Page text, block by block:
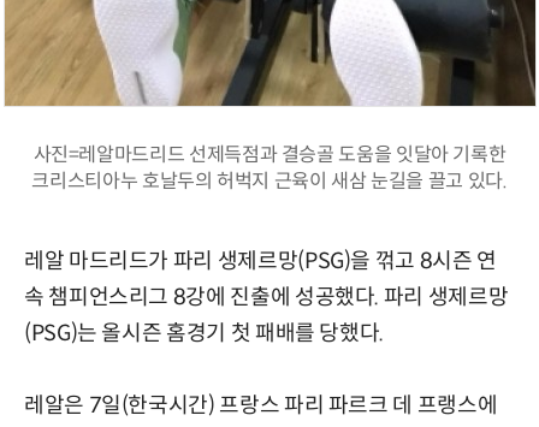
사진=레알마드리드 선제득점과 결승골 도움을 잇달아 기록한
크리스티아누 호날두의 허벅지 근육이 새삼 눈길을 끌고 있다.
레알 마드리드가 파리 생제르망(PSG)을 꺾고 8시즌 연
속 챔피언스리그 8강에 진출에 성공했다. 파리 생제르망
(PSG)는 올시즌 홈경기 첫 패배를 당했다.
레알은 7일(한국시간) 프랑스 파리 파르크 데 프랭스에